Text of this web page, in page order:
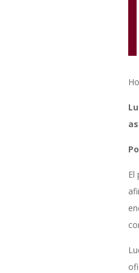
El